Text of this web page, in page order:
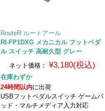
RouteR ルートアール
RI-FP1DXG メカニカル フットペダ
ル スイッチ 高耐久型 グレー
ネット価格：
¥3,180(税込)
在庫わずか
24時間以内に出荷
USBフットペダルスイッチ ゲームパ
ッド・マルチメディア入力対応